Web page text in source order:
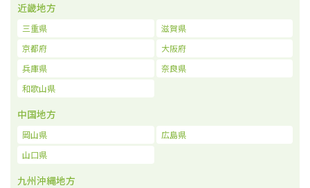
近畿地方
三重県
滋賀県
京都府
大阪府
兵庫県
奈良県
和歌山県
中国地方
岡山県
広島県
山口県
九州沖縄地方